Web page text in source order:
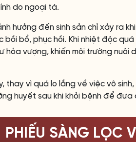
do ngoại tà.
hưởng đến sinh sản chỉ xảy ra
bồi bổ, phục hồi. Khi nhiệt độc
hỏa vượng, khiến môi trường nuôi
thay vì quá lo lắng về việc vô
huyết sau khi khỏi bệnh để
PHIẾU SÀNG LỌC